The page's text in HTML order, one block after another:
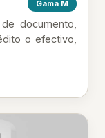
Gama M
documento,
o efectivo,